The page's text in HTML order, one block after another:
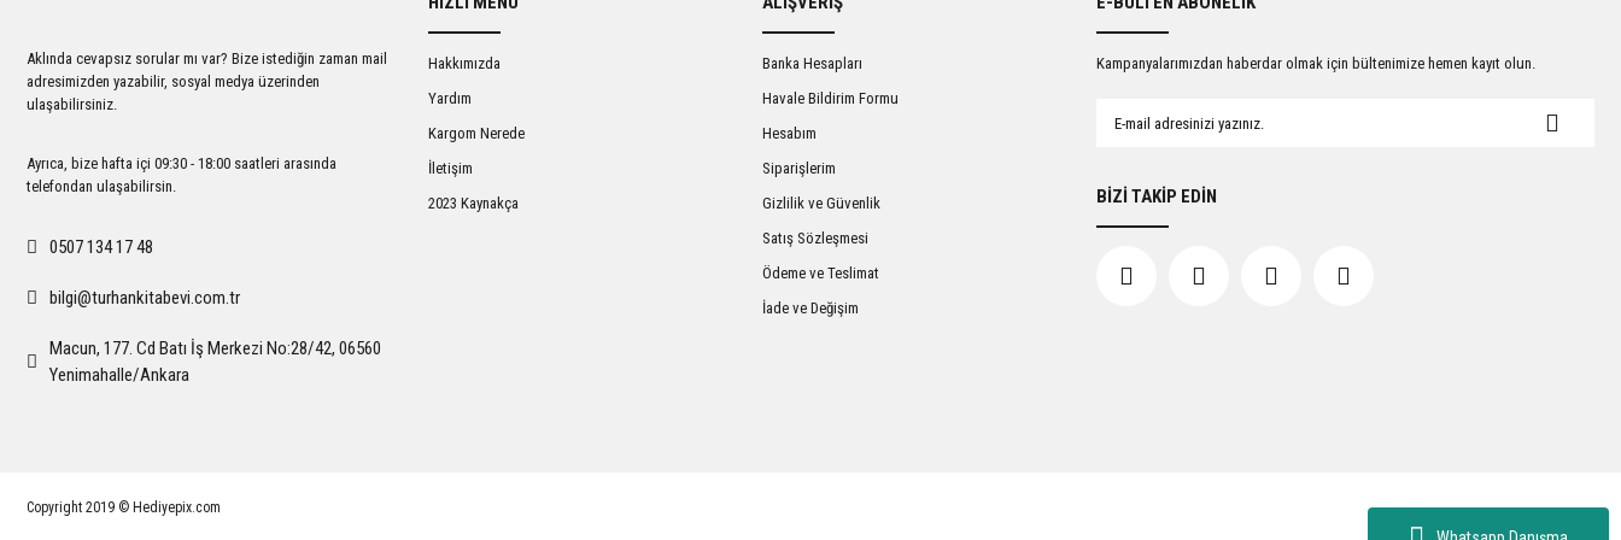
Ürün fiyatı diğer sitelerden daha pahalı.
Bu ürüne benzer farklı alternatifler olmalı.
Gönder
Aklında cevapsız sorular mı var? Bize istediğin zaman mail
adresimizden yazabilir, sosyal medya üzerinden
ulaşabilirsiniz.
Ayrıca, bize hafta içi 09:30 - 18:00 saatleri arasında
telefondan ulaşabilirsin.
0507 134 17 48
bilgi@turhankitabevi.com.tr
Macun, 177. Cd Batı İş Merkezi No:28/42, 06560
Yenimahalle/Ankara
Hakkımızda
Yardım
Kargom Nerede
İletişim
2023 Kaynakça
Banka Hesapları
Havale Bildirim Formu
Hesabım
Siparişlerim
Gizlilik ve Güvenlik
Satış Sözleşmesi
Ödeme ve Teslimat
İade ve Değişim
Kampanyalarımızdan haberdar olmak için bültenimize hemen kayıt olun.
BİZİ TAKİP EDİN
Copyright 2019 © Hediyepix.com